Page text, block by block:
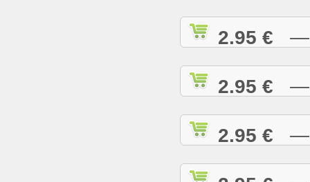
2.95 € —
2.95 € —
2.95 € —